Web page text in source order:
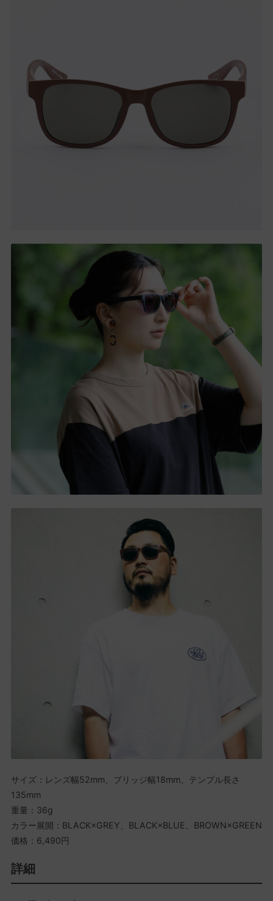
サイズ：レンズ幅52mm、ブリッジ幅18mm、テンプル長さ
135mm
重量：36g
カラー展開：BLACK×GREY、BLACK×BLUE、BROWN×GREEN
価格：6,490円
詳細